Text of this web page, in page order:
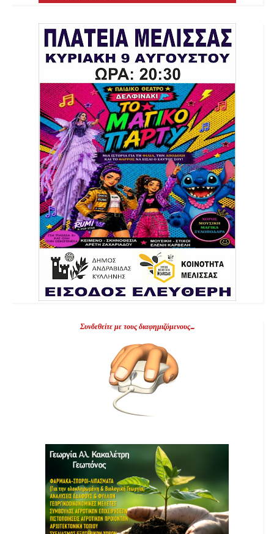
Συνδεθείτε με τους διαφημιζόμενους...